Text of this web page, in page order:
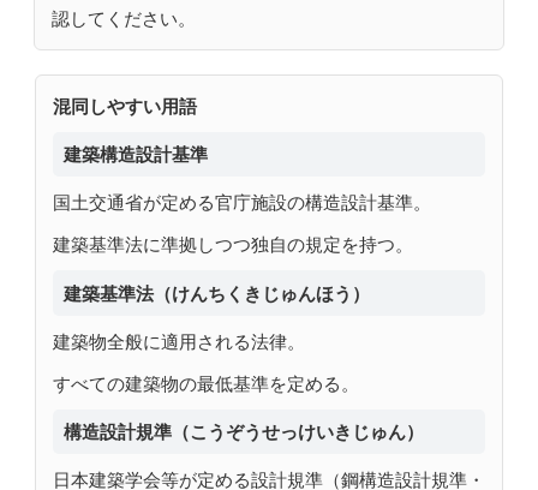
認してください。
混同しやすい用語
建築構造設計基準
国土交通省が定める官庁施設の構造設計基準。
建築基準法に準拠しつつ独自の規定を持つ。
建築基準法（けんちくきじゅんほう）
建築物全般に適用される法律。
すべての建築物の最低基準を定める。
構造設計規準（こうぞうせっけいきじゅん）
日本建築学会等が定める設計規準（鋼構造設計規準・